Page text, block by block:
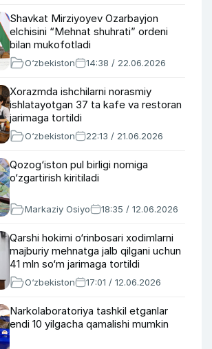
Shavkat Mirziyoyev Ozarbayjon
elchisini “Mehnat shuhrati” ordeni
bilan mukofotladi
O‘zbekiston 14:38 / 22.06.2026
Xorazmda ishchilarni norasmiy
ishlatayotgan 37 ta kafe va restoran
jarimaga tortildi
O‘zbekiston 22:13 / 21.06.2026
Qozog‘iston pul birligi nomiga
o‘zgartirish kiritiladi
Markaziy Osiyo 18:35 / 12.06.2026
Qarshi hokimi o‘rinbosari xodimlarni
majburiy mehnatga jalb qilgani uchun
41 mln so‘m jarimaga tortildi
O‘zbekiston 17:01 / 12.06.2026
Narkolaboratoriya tashkil etganlar
endi 10 yilgacha qamalishi mumkin